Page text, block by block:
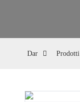
Dar Prodotti